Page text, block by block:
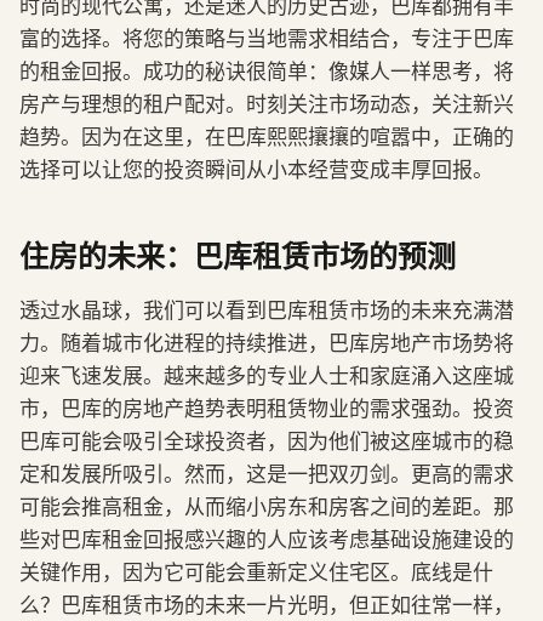
时尚的现代公寓，还是迷人的历史古迹，巴库都拥有丰
富的选择。将您的策略​​与当地需求相结合，专注于巴库
的租金回报。成功的秘诀很简单：像媒人一样思考，将
房产与理想的租户配对。时刻关注市场动态，关注新兴
趋势。因为在这里，在巴库熙熙攘攘的喧嚣中，正确的
选择可以让您的投资瞬间从小本经营变成丰厚回报。
住房的未来：巴库租赁市场的预测
透过水晶球，我们可以看到巴库租赁市场的未来充满潜
力。随着城市化进程的持续推进，巴库房地产市场势将
迎来飞速发展。越来越多的专业人士和家庭涌入这座城
市，巴库的房地产趋势表明租赁物业的需求强劲。投资
巴库可能会吸引全球投资者，因为他们被这座城市的稳
定和发展所吸引。然而，这是一把双刃剑。更高的需求
可能会推高租金，从而缩小房东和房客之间的差距。那
些对巴库租金回报感兴趣的人应该考虑基础设施建设的
关键作用，因为它可能会重新定义住宅区。底线是什
么？巴库租赁市场的未来一片光明，但正如往常一样，